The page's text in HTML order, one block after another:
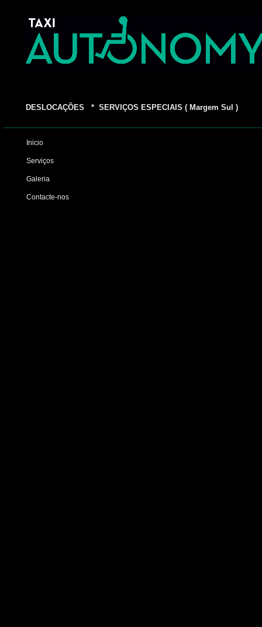
DESLOCAÇÕES * SERVIÇOS ESPECIAIS ( Margem Sul )
Inicio
Serviços
Contacte-nos
Galeria